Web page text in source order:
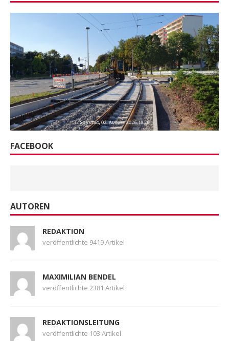
FACEBOOK
AUTOREN
REDAKTION
veröffentlichte 9419 Artikel
MAXIMILIAN BENDEL
veröffentlichte 2381 Artikel
REDAKTIONSLEITUNG
veröffentlichte 103 Artikel